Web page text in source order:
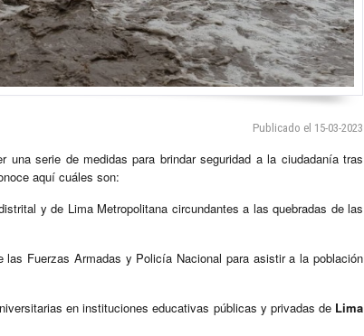
Publicado el 15-03-2023
una serie de medidas para brindar seguridad a la ciudadanía tras
aquí cuáles son:
y de Lima Metropolitana circundantes a las quebradas de las
Fuerzas Armadas y Policía Nacional para asistir a la población
en instituciones educativas públicas y privadas de Lima